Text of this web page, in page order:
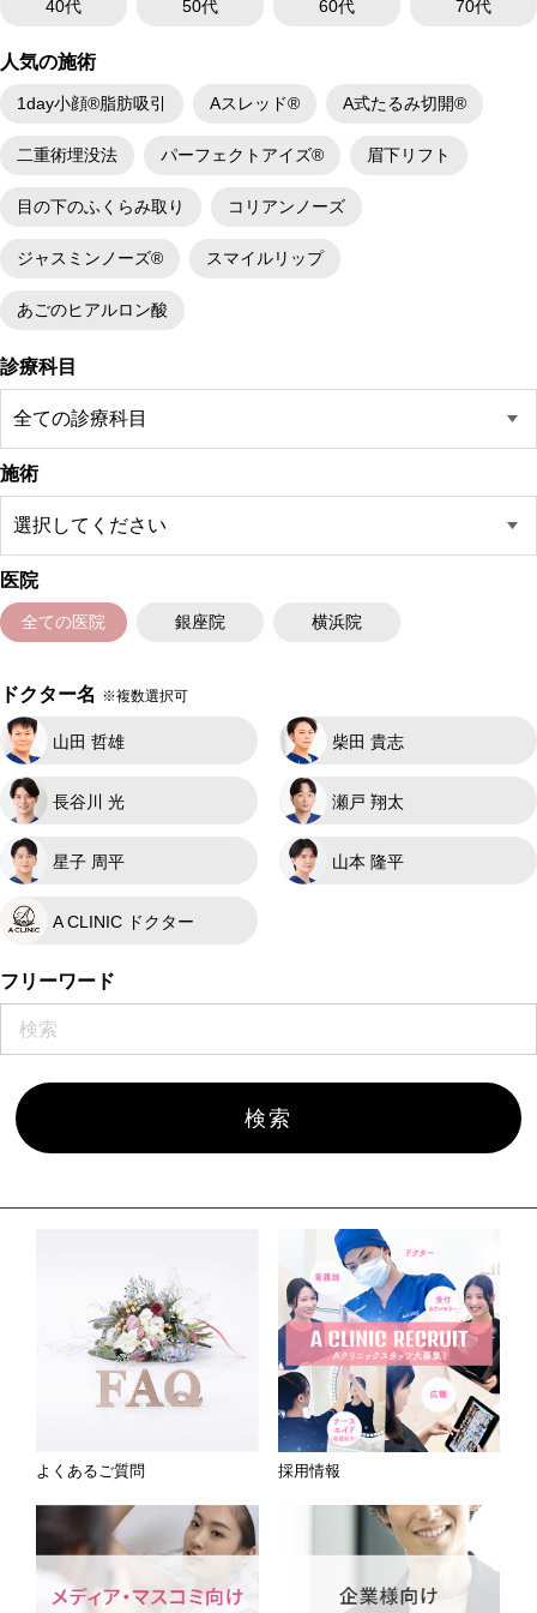
40代 50代 60代 70代
人気の施術
1day小顔®脂肪吸引 Aスレッド® A式たるみ切開®
二重術埋没法 パーフェクトアイズ® 眉下リフト
目の下のふくらみ取り コリアンノーズ
ジャスミンノーズ® スマイルリップ
あごのヒアルロン酸
診療科目
施術
医院
全ての医院 銀座院 横浜院
ドクター名 ※複数選択可
山田 哲雄 柴田 貴志
長谷川 光 瀬戸 翔太
星子 周平 山本 隆平
A CLINIC ドクター
フリーワード
よくあるご質問 採用情報